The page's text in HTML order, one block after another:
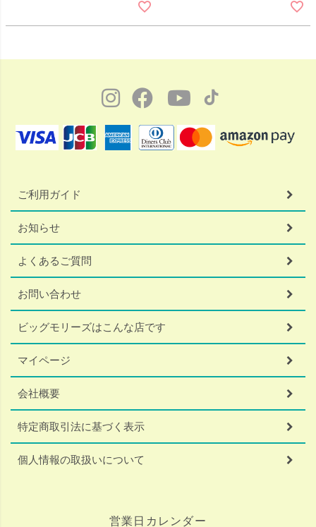
ご利用ガイド
お知らせ
よくあるご質問
お問い合わせ
ビッグモリーズはこんな店です
マイページ
会社概要
特定商取引法に基づく表示
個人情報の取扱いについて
営業日カレンダー